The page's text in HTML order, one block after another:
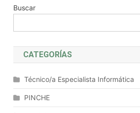
Entornos
La
Del
Identificación
Buscar
CATEGORÍAS
Técnico/a Especialista Informática
PINCHE